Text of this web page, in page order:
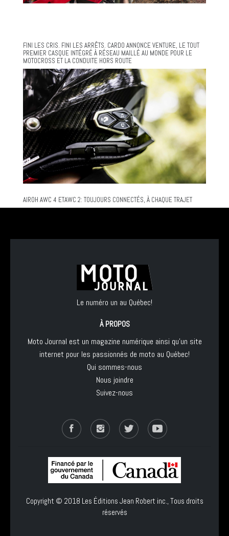
FINI LES CRIS. FINI LES ARRÊTS. CARDO ANNONCE VENTURE, LE TOUT
PREMIER CASQUE INTÉGRÉ À RÉSEAU MAILLÉ AU MONDE POUR LE
MOTOCROSS ET LA CONDUITE HORS ROUTE
AIROH AWC 4 ETAWC 2: TOUJOURS CONNECTÉS, À CHAQUE TRAJET
Le numéro un au Québec!
À PROPOS
Moto Journal est un magazine numérique ainsi qu'un site
internet pour les passionnés de moto au Québec!
Qui sommes-nous
Nous joindre
Suivez-nous
Copyright © 2018 Les Éditions Jean Robert inc., Tous droits
réservés